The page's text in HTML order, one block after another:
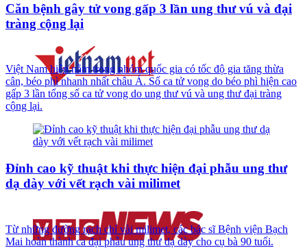
Căn bệnh gây tử vong gấp 3 lần ung thư vú và đại
tràng cộng lại
Việt Nam hiện nằm trong nhóm quốc gia có tốc độ gia tăng thừa
cân, béo phì nhanh nhất châu Á. Số ca tử vong do béo phì hiện cao
gấp 3 lần tổng số ca tử vong do ung thư vú và ung thư đại tràng
cộng lại.
Đỉnh cao kỹ thuật khi thực hiện đại phẫu ung thư
dạ dày với vết rạch vài milimet
Từ những đường rạch chỉ vài milimet, các bác sĩ Bệnh viện Bạch
Mai hoàn thành ca đại phẫu ung thư dạ dày cho cụ bà 90 tuổi.